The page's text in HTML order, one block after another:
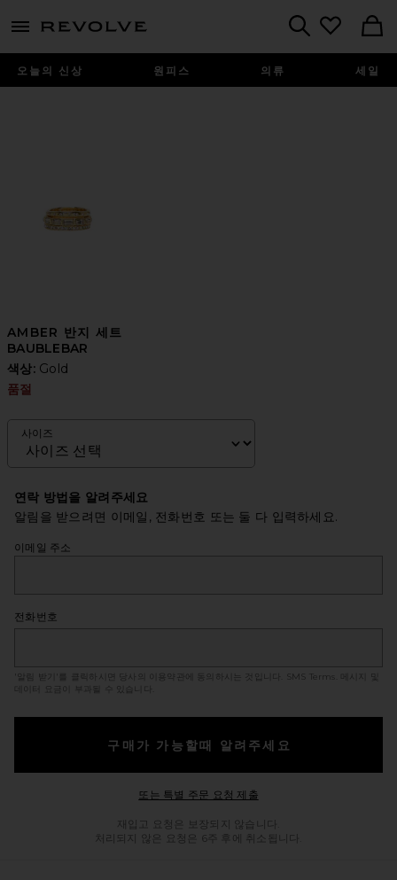
menu - shows more content
오늘의 신상 원피스 의류 세일
AMBER 반지 세트
BAUBLEBAR
색상: Gold
품절
사이즈
연락 방법을 알려주세요
알림을 받으려면 이메일, 전화번호 또는 둘 다 입력하세요.
이메일 주소
전화번호
'알림 받기'를 클릭하시면 당사의 이용약관에 동의하시는 것입니다. SMS Terms
. 메시지 및
데이터 요금이 부과될 수 있습니다.
구매가 가능할때 알려주세요
또는 특별 주문 요청 제출Opens in a modal window
재입고 요청은 보장되지 않습니다.
처리되지 않은 요청은 6주 후에 취소됩니다.